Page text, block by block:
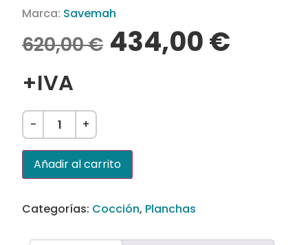
Marca: Savemah
620,00€ 434,00€
+IVA
- +
Añadir al carrito
Categorías: Cocción, Planchas